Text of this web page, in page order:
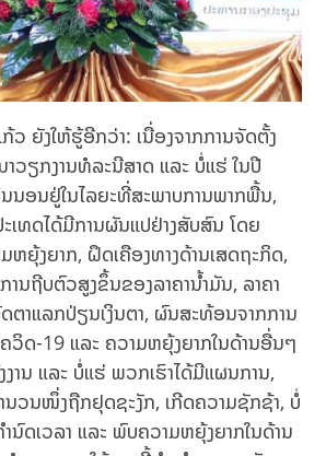
ວ ຍັງໃຫ້ຮູ້ອີກວ່າ: ເນື່ອງຈາກການຈັດຕັ້ງ
ວຽກງານທໍລະນີສາດ ແລະ ບໍ່ແຮ່ ໃນປີ
ນອນຢູ່ໃນໄລຍະທີ່ສະພາບການພາກພື້ນ,
ເທດໄດ້ມີການຜັນແປຢ່າງສັບສົນ ໂດຍ
ມຫຍຸ້ງຍາກ, ຝຶດເຄືອງທາງດ້ານເສດຖະກິດ,
ານຖີບຕົວສູງຂຶ້ນຂອງລາຄານໍ້າມັນ, ລາຄາ
ຕາແລກປ່ຽນເງິນຕາ, ຜົນສະທ້ອນຈາກການ
ວິດ-19 ແລະ ຄວາມຫຍຸ້ງຍາກໃນດ້ານອື່ນໆ
ານ ແລະ ບໍ່ແຮ່ ພວກເຮົາໄດ້ມີແຜນການ,
ນວນໜຶ່ງຖືກຢຸດຊະງັກ, ເກີດຄວາມຊັກຊ້າ, ບໍ່
ນົດເວລາ ແລະ ພົບຄວາມຫຍຸ້ງຍາກໃນດ້ານ